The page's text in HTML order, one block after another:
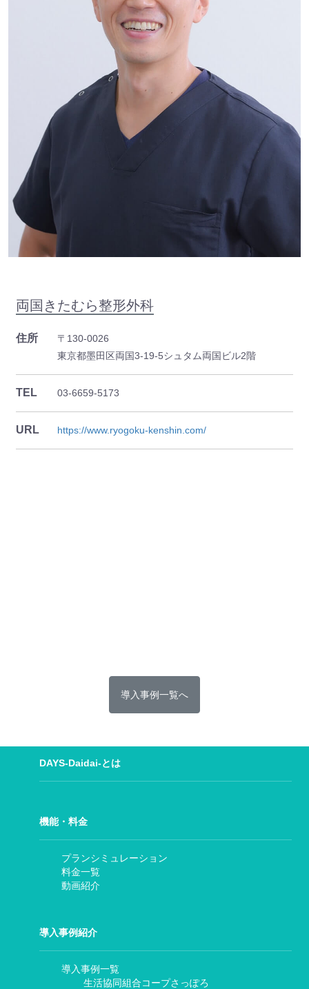
両国きたむら整形外科
住所
〒130-0026
東京都墨田区両国3-19-5シュタム両国ビル2階
TEL 03-6659-5173
URL https://www.ryogoku-kenshin.com/
導入事例一覧へ
DAYS-Daidai-とは
機能・料金
プランシミュレーション
料金一覧
動画紹介
導入事例紹介
導入事例一覧
生活協同組合コープさっぽろ